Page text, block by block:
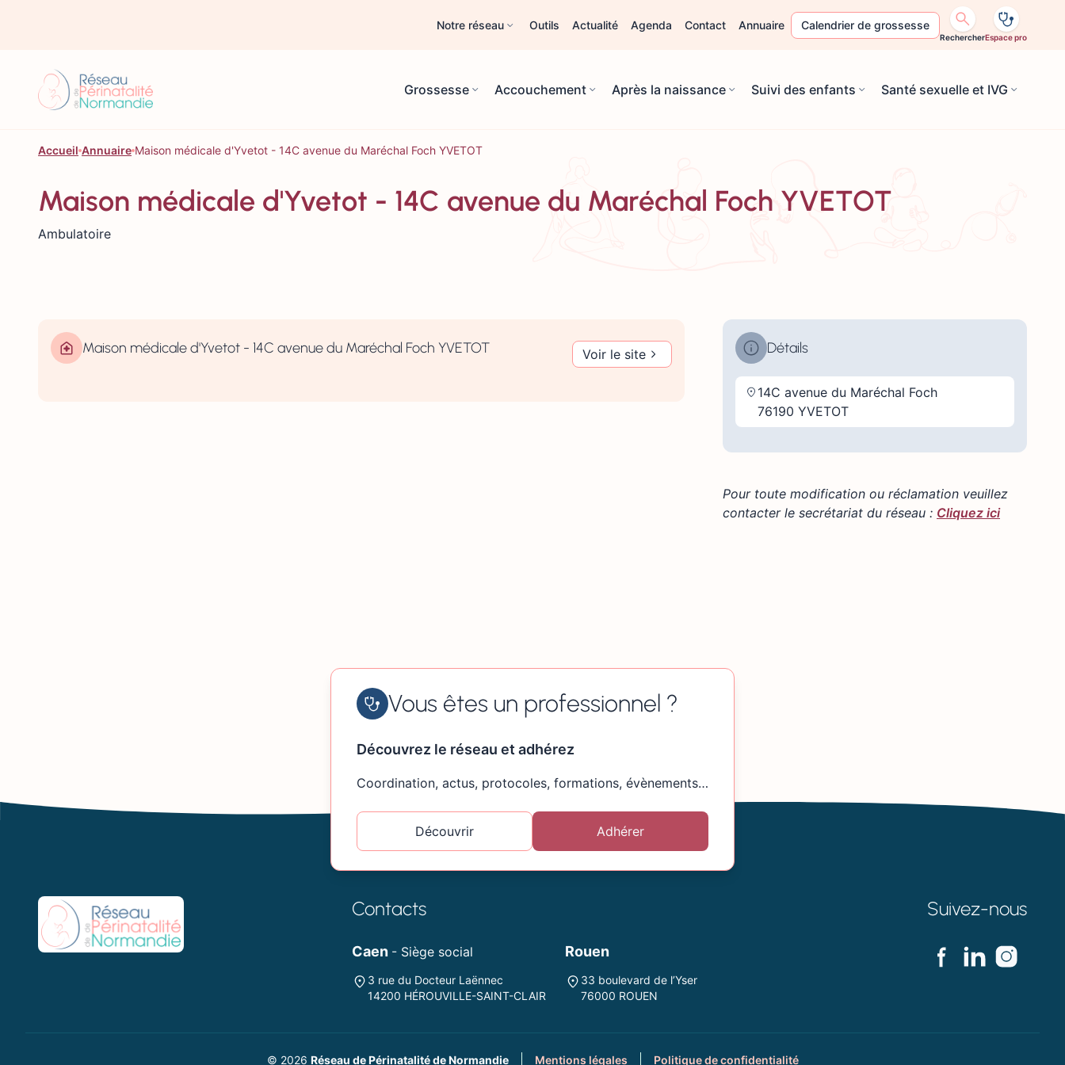
Notre réseau Outils Actualité Agenda Contact Annuaire Calendrier de grossesse
RechercherEspace pro
Grossesse Accouchement Après la naissance Suivi des enfants Santé sexuelle et IVG
Accueil Annuaire Maison médicale d'Yvetot - 14C avenue du Maréchal Foch YVETOT
Maison médicale d'Yvetot - 14C avenue du Maréchal Foch YVETOT
Ambulatoire
Maison médicale d'Yvetot - 14C avenue du Maréchal Foch YVETOT Voir le site Détails
14C avenue du Maréchal Foch
76190 YVETOT
Pour toute modification ou réclamation veuillez
contacter le secrétariat du réseau : Cliquez ici
Vous êtes un professionnel ?
Découvrez le réseau et adhérez
Coordination, actus, protocoles, formations, évènements…
Découvrir Adhérer
Contacts
Caen - Siège social
3 rue du Docteur Laënnec
14200 HÉROUVILLE-SAINT-CLAIR
Rouen
33 boulevard de l’Yser
76000 ROUEN
Suivez-nous
© 2026 Réseau de Périnatalité de Normandie Mentions légales Politique de confidentialité